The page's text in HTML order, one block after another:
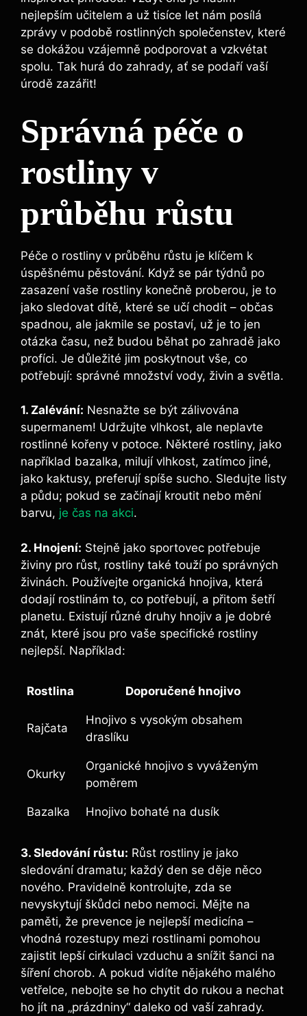
nejlepším učitelem a už tisíce let nám posílá
zprávy v podobě rostlinných společenstev, které
se dokážou vzájemně podporovat a vzkvétat
spolu. Tak hurá do zahrady, ať se podaří vaší
úrodě zazářit!
Správná péče o
rostliny v
průběhu růstu
Péče o rostliny v průběhu růstu je klíčem k
úspěšnému pěstování. Když se pár týdnů po
zasazení vaše rostliny konečně proberou, je to
jako sledovat dítě, které se učí chodit – občas
spadnou, ale jakmile se postaví, už je to jen
otázka času, než budou běhat po zahradě jako
profíci. Je důležité jim poskytnout vše, co
potřebují: správné množství vody, živin a světla.
1. Zalévání: Nesnažte se být zálivována
supermanem! Udržujte vlhkost, ale neplavte
rostlinné kořeny v potoce. Některé rostliny, jako
například bazalka, milují vlhkost, zatímco jiné,
jako kaktusy, preferují spíše sucho. Sledujte listy
a půdu; pokud se začínají kroutit nebo mění
barvu, je čas na akci.
2. Hnojení: Stejně jako sportovec potřebuje
živiny pro růst, rostliny také touží po správných
živinách. Používejte organická hnojiva, která
dodají rostlinám to, co potřebují, a přitom šetří
planetu. Existují různé druhy hnojiv a je dobré
znát, které jsou pro vaše specifické rostliny
nejlepší. Například:
Rostlina Doporučené hnojivo
Rajčata
Hnojivo s vysokým obsahem
draslíku
Okurky
Organické hnojivo s vyváženým
poměrem
Bazalka Hnojivo bohaté na dusík
3. Sledování růstu: Růst rostliny je jako
sledování dramatu; každý den se děje něco
nového. Pravidelně kontrolujte, zda se
nevyskytují škůdci nebo nemoci. Mějte na
paměti, že prevence je nejlepší medicína –
vhodná rozestupy mezi rostlinami pomohou
zajistit lepší cirkulaci vzduchu a snížit šanci na
šíření chorob. A pokud vidíte nějakého malého
vetřelce, nebojte se ho chytit do rukou a nechat
ho jít na „prázdniny“ daleko od vaší zahrady.